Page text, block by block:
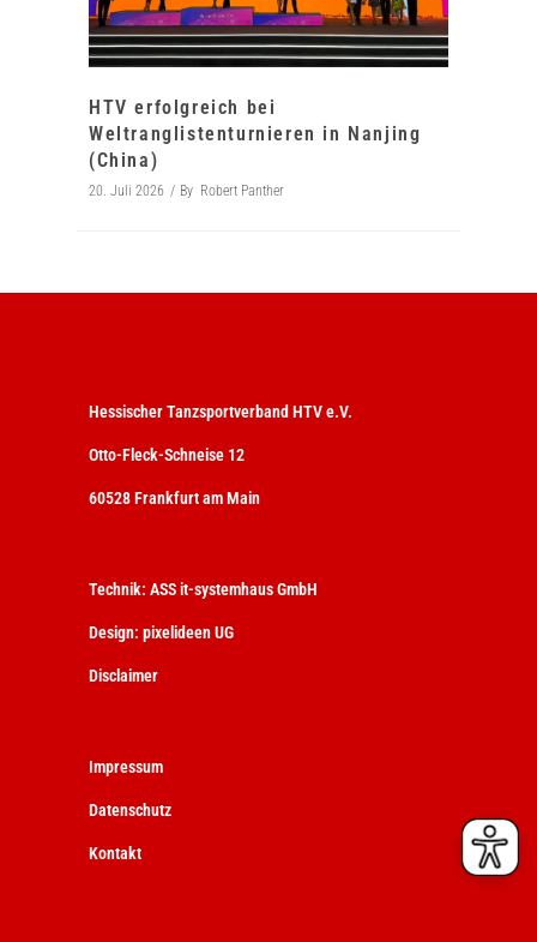
HTV erfolgreich bei
Weltranglistenturnieren in Nanjing
(China)
20. Juli 2026 By Robert Panther
Hessischer Tanzsportverband HTV e.V.
Otto-Fleck-Schneise 12
60528 Frankfurt am Main
Technik: ASS it-systemhaus GmbH
Design: pixelideen UG
Disclaimer
Impressum
Datenschutz
Kontakt